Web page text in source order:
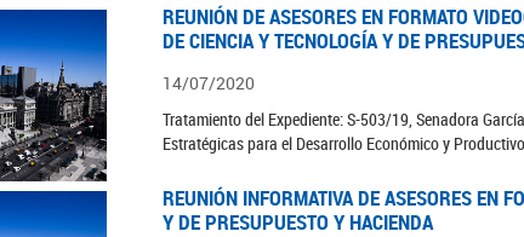
REUNIÓN DE ASESORES EN FORMATO
DE CIENCIA Y TECNOLOGÍA Y DE
14/07/2020
Tratamiento del Expediente: S-503/19, Senadora
Estratégicas para el Desarrollo Económico y
REUNIÓN INFORMATIVA DE ASESORES EN
Y DE PRESUPUESTO Y HACIENDA